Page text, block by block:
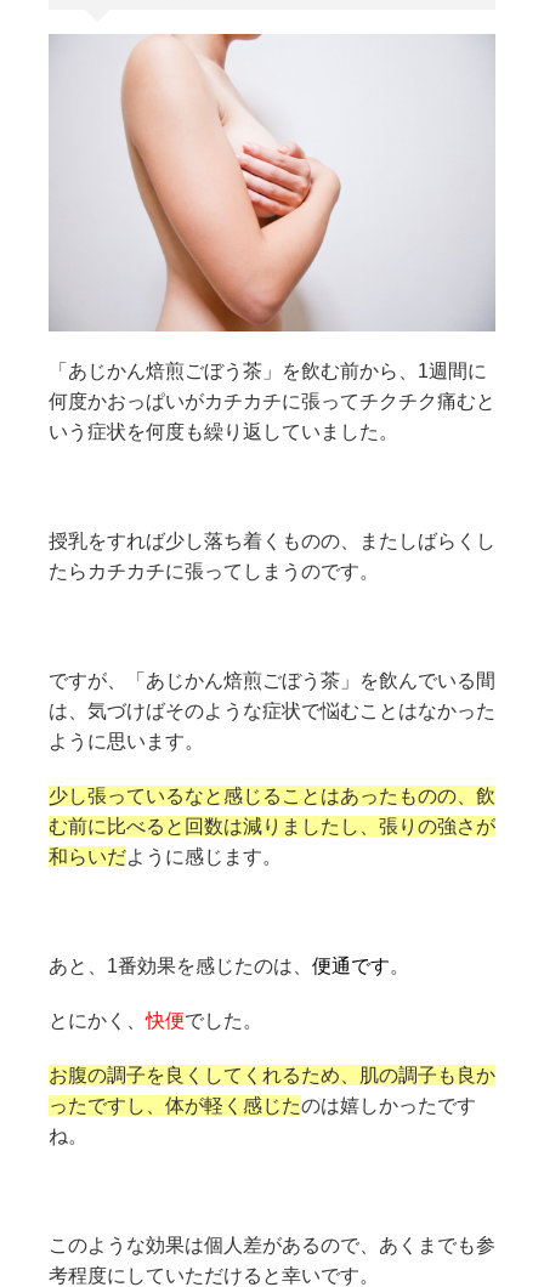
「あじかん焙煎ごぼう茶」を飲む前から、1週間に
何度かおっぱいがカチカチに張ってチクチク痛むと
いう症状を何度も繰り返していました。
授乳をすれば少し落ち着くものの、またしばらくし
たらカチカチに張ってしまうのです。
ですが、「あじかん焙煎ごぼう茶」を飲んでいる間
は、気づけばそのような症状で悩むことはなかった
ように思います。
少し張っているなと感じることはあったものの、飲
む前に比べると回数は減りましたし、張りの強さが
和らいだように感じます。
あと、1番効果を感じたのは、 便通です。
とにかく、快便でした。
お腹の調子を良くしてくれるため、肌の調子も良か
ったですし、体が軽く感じたのは嬉しかったです
ね。
このような効果は個人差があるので、あくまでも参
考程度にしていただけると幸いです。